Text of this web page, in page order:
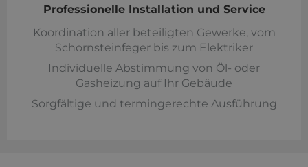
Professionelle Installation und Service
Koordination aller beteiligten Gewerke, vom
Schornsteinfeger bis zum Elektriker
Individuelle Abstimmung von Öl- oder
Gasheizung auf Ihr Gebäude
Sorgfältige und termingerechte Ausführung